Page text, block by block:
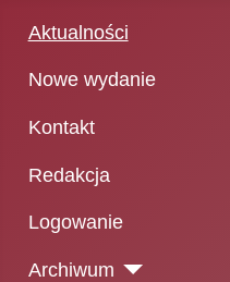
Aktualności
Nowe wydanie
Kontakt
Redakcja
Logowanie
Archiwum